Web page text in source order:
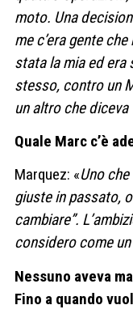
moto. Una
me c’era gente
stata la mia ed era
stesso, contro un
un altro che diceva
Quale Marc c’è
Marquez: «Uno
giuste in passato,
cambiare”.
considero come
Nessuno aveva
Fino a quando